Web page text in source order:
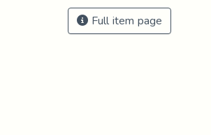
Full item page